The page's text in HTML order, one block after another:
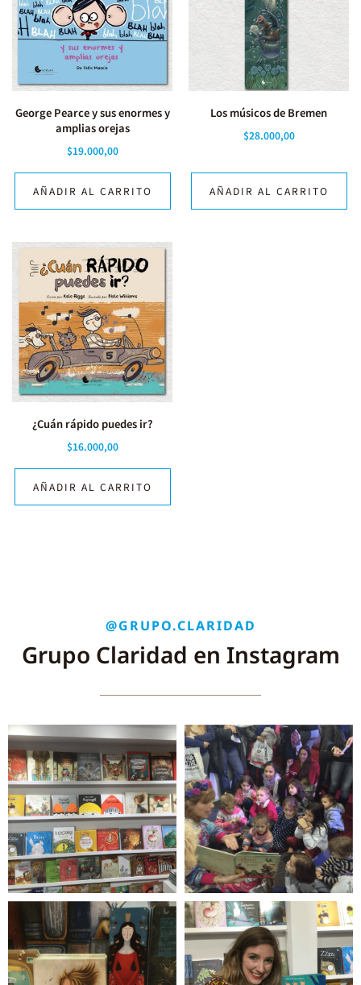
George Pearce y sus enormes y
amplias orejas
$19.000,00
AÑADIR AL CARRITO
Los músicos de Bremen
$28.000,00
AÑADIR AL CARRITO
¿Cuán rápido puedes ir?
$16.000,00
AÑADIR AL CARRITO
@GRUPO.CLARIDAD
Grupo Claridad en Instagram